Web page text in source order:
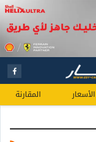
الأسعار المقارنة